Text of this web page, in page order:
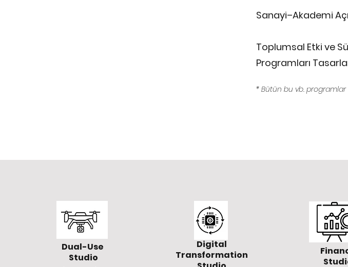
Sanayi–Akademi
Toplumsal Etki ve
Programları
* Bütün bu vb. programlar
Dual-Use
Studio
Digital
Transformation